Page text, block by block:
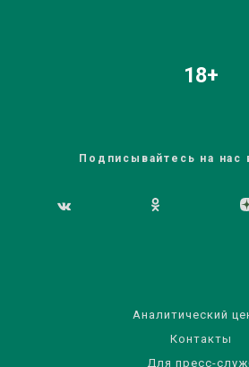
18+
Подписывайтесь на нас
Аналитический
Контакты
Для пресс-